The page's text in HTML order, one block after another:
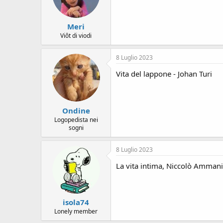
Meri
Viôt di viodi
Ondine
Logopedista nei
sogni
8 Luglio 2023
Vita del lappone - Johan Turi
isola74
Lonely member
8 Luglio 2023
La vita intima, Niccolò